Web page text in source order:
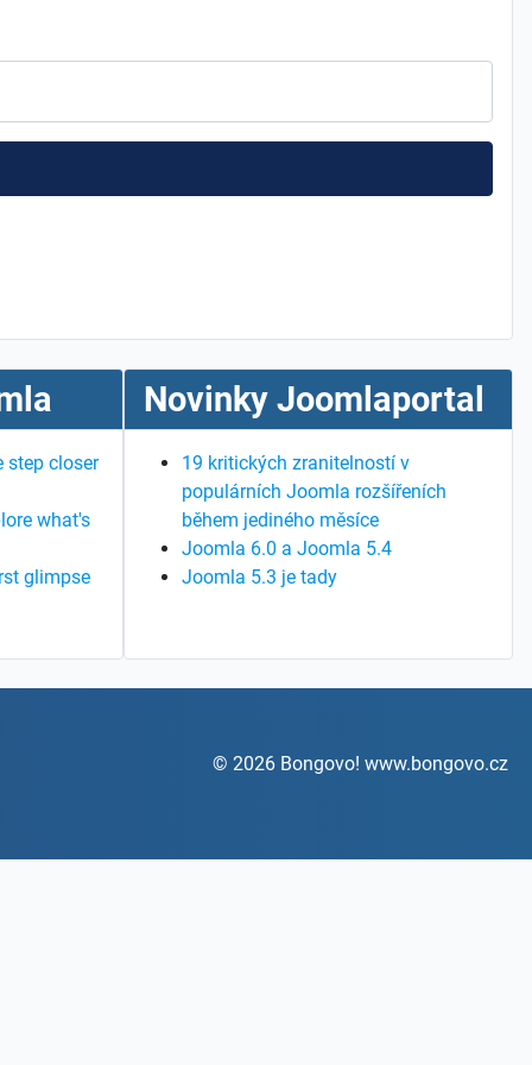
step closer
what's
glimpse
Novinky Joomlaportal
19 kritických zranitelností v
populárních Joomla rozšířeních
během jediného měsíce
Joomla 6.0 a Joomla 5.4
Joomla 5.3 je tady
© 2026 Bongovo! www.bongovo.cz